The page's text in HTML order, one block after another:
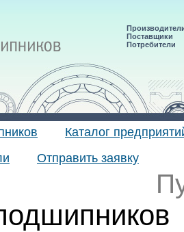
Поставщики
Потребители
Каталог
Отправить заявку